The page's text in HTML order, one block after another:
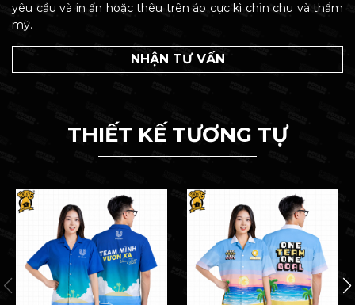
yêu cầu và in ấn hoặc thêu trên áo cực kì chỉn chu và thẩm
mỹ.
NHẬN TƯ VẤN
THIẾT KẾ TƯƠNG TỰ